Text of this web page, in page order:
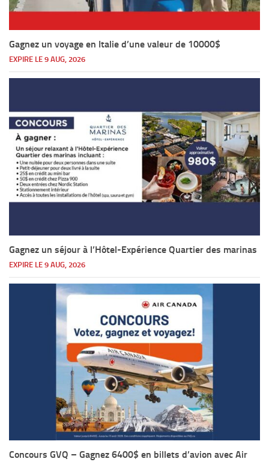
Gagnez un voyage en Italie d’une valeur de 10000$
EXPIRE LE 9 AUG, 2026
Gagnez un séjour à l’Hôtel-Expérience Quartier des marinas
EXPIRE LE 9 AUG, 2026
Concours GVQ – Gagnez 6400$ en billets d’avion avec Air